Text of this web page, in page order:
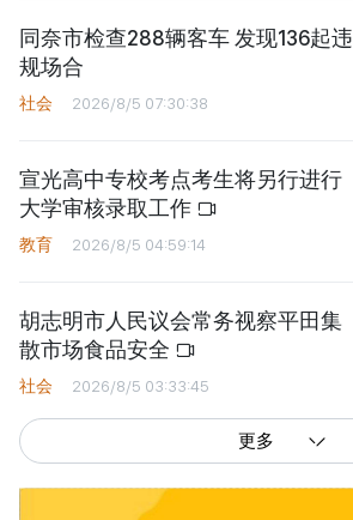
同奈市检查288辆客车 发现136起违
规场合
社会 2026/8/5 07:30:38
宣光高中专校考点考生将另行进行
大学审核录取工作
教育 2026/8/5 04:59:14
胡志明市人民议会常务视察平田集
散市场食品安全
社会 2026/8/5 03:33:45
更多